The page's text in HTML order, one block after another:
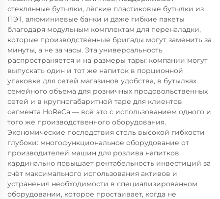
стеклянные бутылки, лёгкие пластиковые бутылки из
ПЭТ, алюминиевые банки и даже гибкие пакеты
благодаря модульным комплектам для переналадки,
которые производственные бригады могут заменить за
минуты, а не за часы. Эта универсальность
распространяется и на размеры тары: компании могут
выпускать один и тот же напиток в порционной
упаковке для сетей магазинов удобства, в бутылках
семейного объёма для розничных продовольственных
сетей и в крупногабаритной таре для клиентов
сегмента HoReCa — всё это с использованием одного и
того же производственного оборудования.
Экономические последствия столь высокой гибкости
глубоки: многофункциональное оборудование от
производителей машин для розлива напитков
кардинально повышает рентабельность инвестиций за
счёт максимального использования активов и
устранения необходимости в специализированном
оборудовании, которое простаивает, когда не